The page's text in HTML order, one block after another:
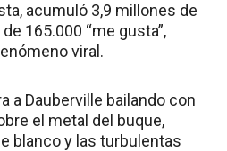
acumuló 3,9 millones de
165.000 “me gusta”,
viral.
a Dauberville bailando con
el metal del buque,
blanco y las turbulentas